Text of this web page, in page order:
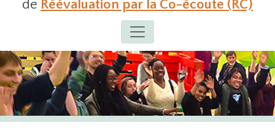
de Réévaluation par la Co-écoute (RC)